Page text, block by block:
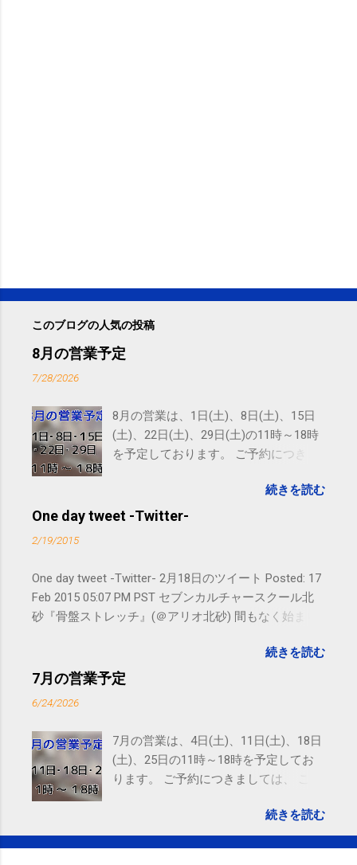
このブログの人気の投稿
8月の営業予定
7/28/2026
8月の営業は、1日(土)、8日(土)、15日
(土)、22日(土)、29日(土)の11時～18時
を予定しております。 ご予約につきま
す。 電話に出られないことがあります
ので、ご予約、お問い合わせは
続きを読む
One day tweet -Twitter-
2/19/2015
One day tweet -Twitter- 2月18日のツイート Posted: 17
Feb 2015 05:07 PM PST セブンカルチャースクール北
砂『骨盤ストレッチ』(＠アリオ北砂) 間もなく始まり
subscribed to email updates from サクマフィジカルコ
ンディショニング(@SPCstyle) - Twilog To stop
Email delivery powered by Google Google Inc., 1600
Amphitheatre Parkway, Mountain View, CA 94043,
United States
続きを読む
7月の営業予定
6/24/2026
7月の営業は、4日(土)、11日(土)、18日
(土)、25日の11時～18時を予定してお
ります。 ご予約につきましては、 こち
れないことがありますので、ご予約、
お問い合わせはSMS（ショートメッセ
続きを読む